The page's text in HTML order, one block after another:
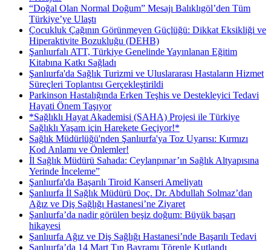
“Doğal Olan Normal Doğum” Mesajı Balıklıgöl’den Tüm
Türkiye’ye Ulaştı
Çocukluk Çağının Görünmeyen Güçlüğü: Dikkat Eksikliği ve
Hiperaktivite Bozukluğu (DEHB)
Şanlıurfalı ATT, Türkiye Genelinde Yayınlanan Eğitim
Kitabına Katkı Sağladı
Şanlıurfa'da Sağlık Turizmi ve Uluslararası Hastaların Hizmet
Süreçleri Toplantısı Gerçekleştirildi
Parkinson Hastalığında Erken Teşhis ve Destekleyici Tedavi
Hayati Önem Taşıyor
*Sağlıklı Hayat Akademisi (SAHA) Projesi ile Türkiye
Sağlıklı Yaşam için Harekete Geçiyor!*
Sağlık Müdürlüğü'nden Şanlıurfa'ya Toz Uyarısı: Kırmızı
Kod Anlamı ve Önlemler!
İl Sağlık Müdürü Sahada: Ceylanpınar’ın Sağlık Altyapısına
Yerinde İnceleme”
Şanlıurfa'da Başarılı Tiroid Kanseri Ameliyatı
Şanlıurfa İl Sağlık Müdürü Doç. Dr. Abdullah Solmaz’dan
Ağız ve Diş Sağlığı Hastanesi’ne Ziyaret
Şanlıurfa’da nadir görülen beşiz doğum: Büyük başarı
hikayesi
Şanlıurfa Ağız ve Diş Sağlığı Hastanesi’nde Başarılı Tedavi
Şanlıurfa’da 14 Mart Tıp Bayramı Törenle Kutlandı